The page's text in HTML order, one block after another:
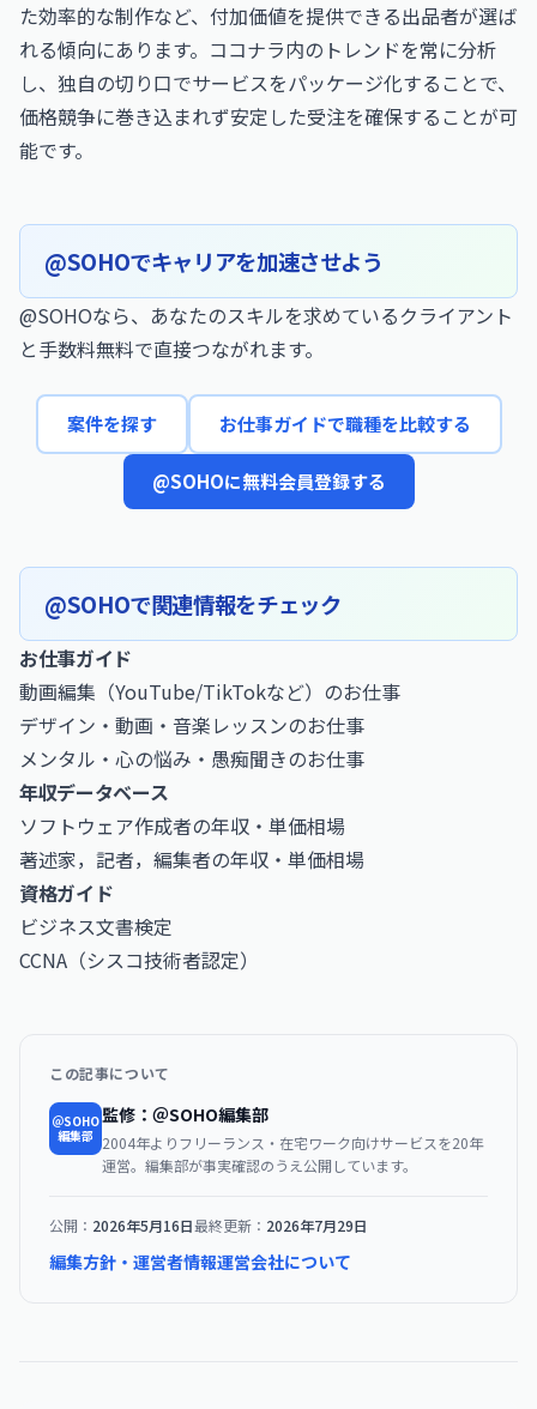
た効率的な制作など、付加価値を提供できる出品者が選ば
れる傾向にあります。ココナラ内のトレンドを常に分析
し、独自の切り口でサービスをパッケージ化することで、
価格競争に巻き込まれず安定した受注を確保することが可
能です。
@SOHOでキャリアを加速させよう
@SOHOなら、あなたのスキルを求めているクライアント
と手数料無料で直接つながれます。
案件を探す お仕事ガイドで職種を比較する
@SOHOに無料会員登録する
@SOHOで関連情報をチェック
お仕事ガイド
動画編集（YouTube/TikTokなど）のお仕事
デザイン・動画・音楽レッスンのお仕事
メンタル・心の悩み・愚痴聞きのお仕事
年収データベース
ソフトウェア作成者の年収・単価相場
著述家，記者，編集者の年収・単価相場
資格ガイド
ビジネス文書検定
CCNA（シスコ技術者認定）
この記事について
＠SOHO
編集部
監修：＠SOHO編集部
2004年よりフリーランス・在宅ワーク向けサービスを20年
運営。編集部が事実確認のうえ公開しています。
公開： 2026年5月16日最終更新： 2026年7月29日
編集方針・運営者情報運営会社について